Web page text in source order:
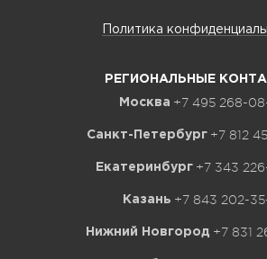
Политика
РЕГИОНАЛЬНЫЕ
Москва +7 495 268-
Санкт-Петербург +7 812
Екатеринбург +7 343
Казань +7 843 202-
Нижний Новгород +7 831